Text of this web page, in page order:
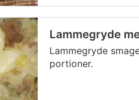
Lammegryde
Lammegryde
portioner.